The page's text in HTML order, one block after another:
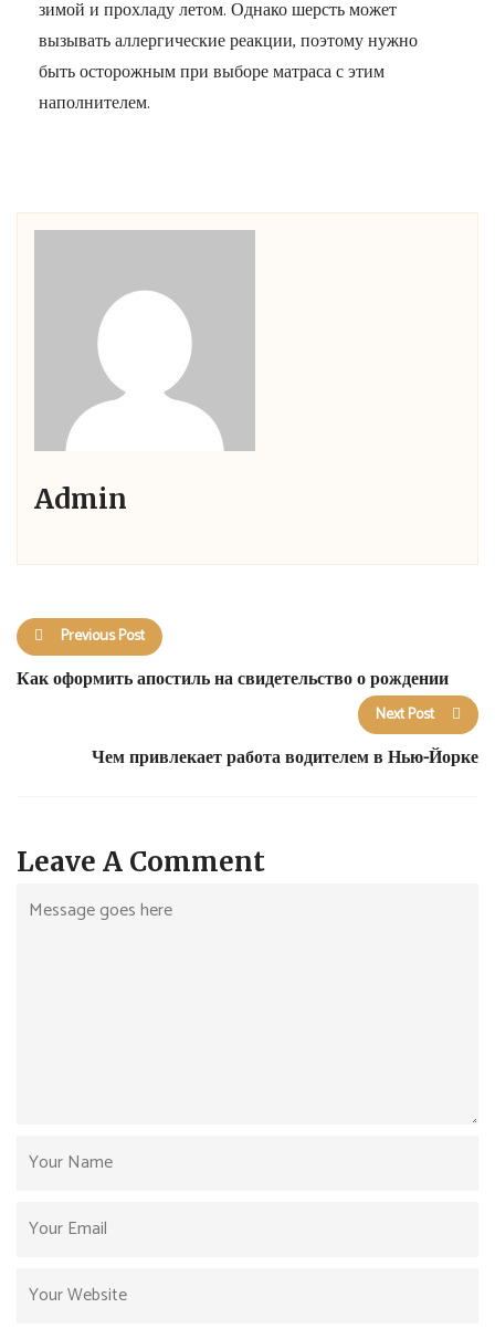
зимой и прохладу летом. Однако шерсть может
вызывать аллергические реакции, поэтому нужно
быть осторожным при выборе матраса с этим
наполнителем.
Admin
Previous Post
Как оформить апостиль на свидетельство о рождении
Next Post
Чем привлекает работа водителем в Нью-Йорке
Leave A Comment